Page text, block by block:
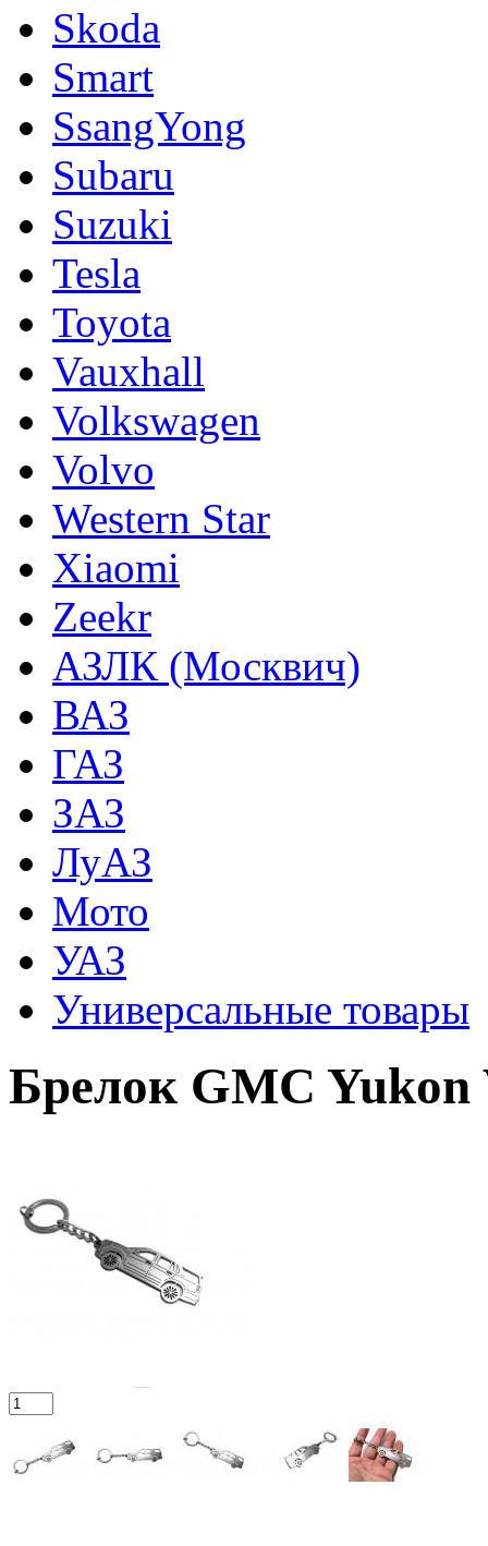
Skoda
Smart
SsangYong
Subaru
Suzuki
Tesla
Toyota
Vauxhall
Volkswagen
Volvo
Western Star
Xiaomi
Zeekr
АЗЛК (Москвич)
ВАЗ
ГАЗ
ЗАЗ
ЛуАЗ
Мото
УАЗ
Универсальные товары
Брелок GMC Yukon